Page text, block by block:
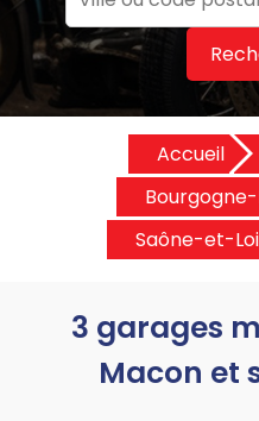
Accueil
Saône-et-
3 garages
Macon et